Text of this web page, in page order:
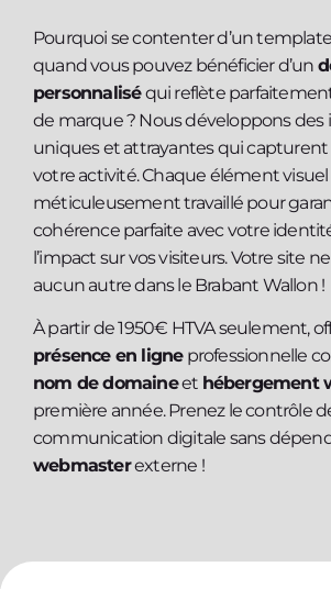
Pourquoi se contenter d’un
quand vous pouvez bénéficier d’un
personnaliséqui reflète
de marque ? Nous développons des
uniques et attrayantes qui capturent
votre activité. Chaque élément
méticuleusement travaillé pour
cohérence parfaite avec votre
l’impact sur vos visiteurs. Votre site
aucun autre dans le Brabant Wallon !
À partir de 1950€ HTVA seulement,
présence en ligneprofessionnelle
nom de domaineet hébergement
première année. Prenez le contrôle
communication digitale sans
webmasterexterne !